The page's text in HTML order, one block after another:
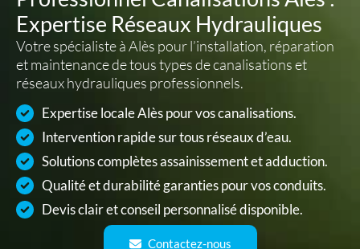
Expertise Réseaux Hydrauliques
Votre spécialiste à Alès pour l’installation, réparation
et maintenance de tous types de canalisations et
réseaux hydrauliques professionnels.
Expertise locale Alès pour vos canalisations.
Intervention rapide sur tous réseaux d’eau.
Solutions complètes assainissement et adduction.
Qualité et durabilité garanties pour vos conduits.
Devis clair et conseil personnalisé disponible.
Contactez-nous